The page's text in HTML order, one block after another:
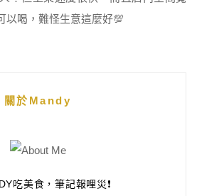
以喝，難怪生意這麼好💯
關於Mandy
吃美食，筆記報哩災❗️